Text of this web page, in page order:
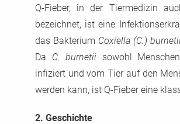
Q-Fieber, in der Tiermedizin
bezeichnet, ist eine
das Bakterium Coxiella (C.)
Da C. burnetii sowohl
infiziert und vom Tier auf den
werden kann, ist Q-Fieber eine
2. Geschichte